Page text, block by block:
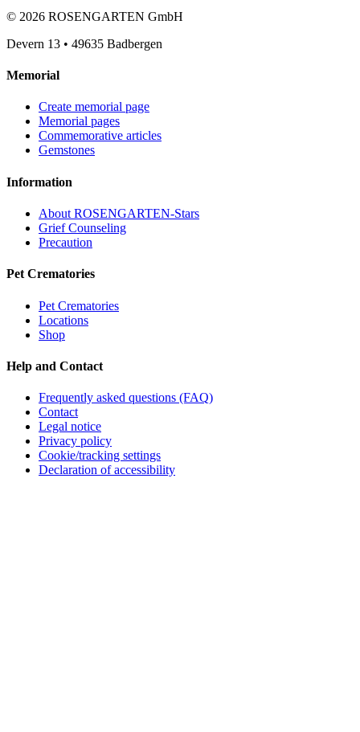
© 2026 ROSENGARTEN GmbH
Devern 13 • 49635 Badbergen
Memorial
Create memorial page
Memorial pages
Commemorative articles
Gemstones
Information
About ROSENGARTEN-Stars
Grief Counseling
Precaution
Pet Crematories
Pet Crematories
Locations
Shop
Help and Contact
Frequently asked questions (FAQ)
Contact
Legal notice
Privacy policy
Cookie/tracking settings
Declaration of accessibility